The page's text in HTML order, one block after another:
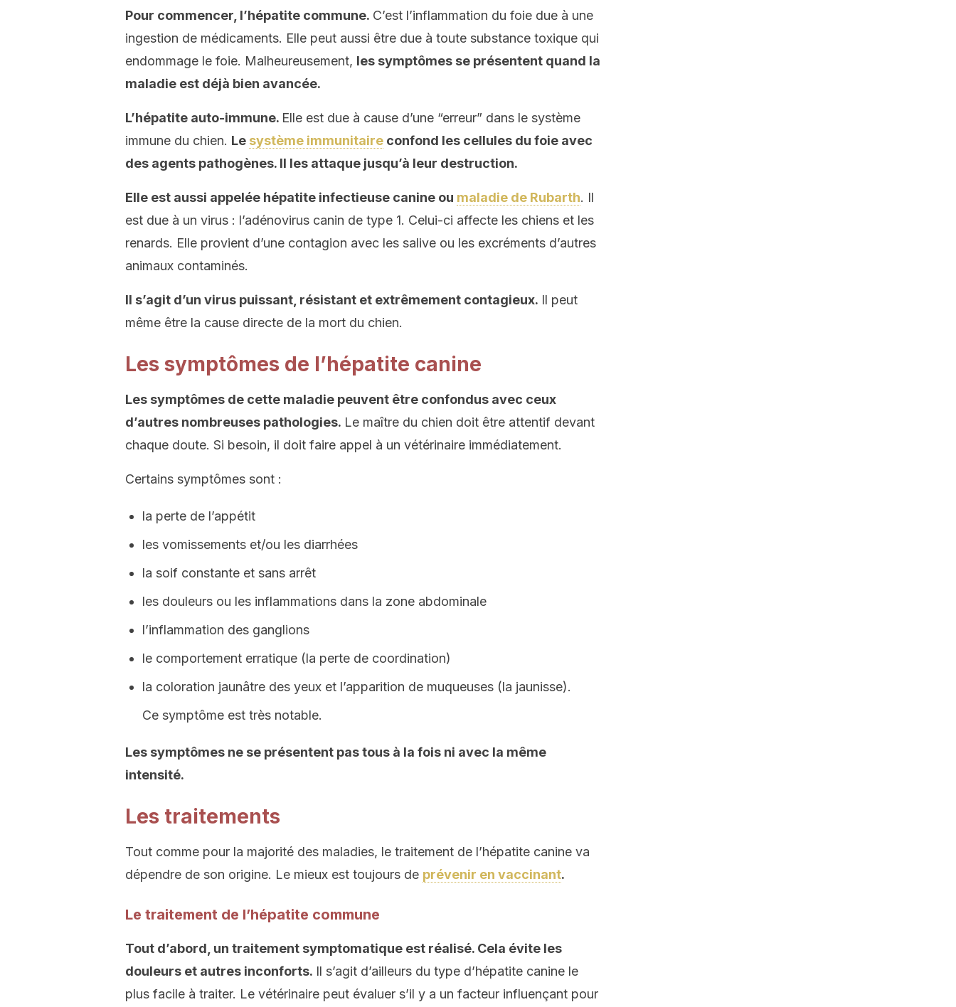
Pour commencer, l’hépatite commune. C’est l’inflammation du foie due à une
ingestion de médicaments. Elle peut aussi être due à toute substance toxique qui
endommage le foie. Malheureusement, les symptômes se présentent quand la
maladie est déjà bien avancée.
L’hépatite auto-immune. Elle est due à cause d’une “erreur” dans le système
immune du chien. Le système immunitaire confond les cellules du foie avec
des agents pathogènes. Il les attaque jusqu’à leur destruction.
Elle est aussi appelée hépatite infectieuse canine ou maladie de Rubarth. Il
est due à un virus : l’adénovirus canin de type 1. Celui-ci affecte les chiens et les
renards. Elle provient d’une contagion avec les salive ou les excréments d’autres
animaux contaminés.
Il s’agit d’un virus puissant, résistant et extrêmement contagieux. Il peut
même être la cause directe de la mort du chien.
Les symptômes de l’hépatite canine
Les symptômes de cette maladie peuvent être confondus avec ceux
d’autres nombreuses pathologies. Le maître du chien doit être attentif devant
chaque doute. Si besoin, il doit faire appel à un vétérinaire immédiatement.
Certains symptômes sont :
la perte de l’appétit
les vomissements et/ou les diarrhées
la soif constante et sans arrêt
les douleurs ou les inflammations dans la zone abdominale
l’inflammation des ganglions
le comportement erratique (la perte de coordination)
la coloration jaunâtre des yeux et l’apparition de muqueuses (la jaunisse).
Ce symptôme est très notable.
Les symptômes ne se présentent pas tous à la fois ni avec la même
intensité.
Les traitements
Tout comme pour la majorité des maladies, le traitement de l’hépatite canine va
dépendre de son origine. Le mieux est toujours de prévenir en vaccinant.
Le traitement de l’hépatite commune
Tout d’abord, un traitement symptomatique est réalisé. Cela évite les
douleurs et autres inconforts. Il s’agit d’ailleurs du type d’hépatite canine le
plus facile à traiter. Le vétérinaire peut évaluer s’il y a un facteur influençant pour